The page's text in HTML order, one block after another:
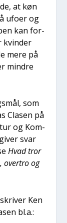
at køn
ufo­er og
kan for­
kvin­der
mere på
min­dre
som
Cla­sen på
og Kom­
svar
Hvad tror
over­tro og
Ken
bl.a.: